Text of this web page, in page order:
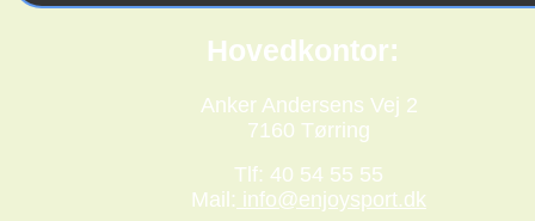
Hovedkontor:
Anker Andersens Vej 2
7160 Tørring
Tlf: 40 54 55 55
Mail: info@enjoysport.dk